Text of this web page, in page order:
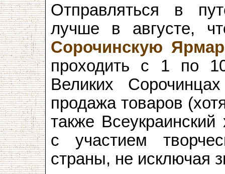
Отправляться в
лучше в августе,
Сорочинскую
проходить с 1 по
Великих Сорочинцах
продажа товаров
также
с участием
страны, не исключая